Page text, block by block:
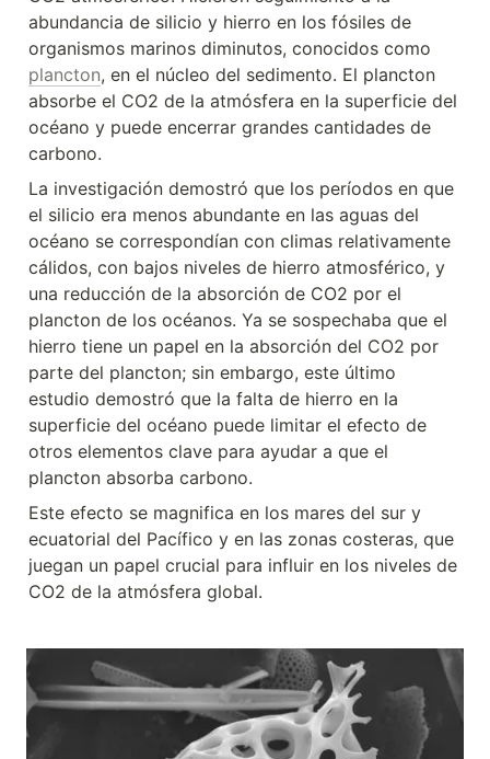
abundancia de silicio y hierro en los fósiles de
plancton, en el núcleo del sedimento. El plancton
absorbe el CO2 de la atmósfera en la superficie del
océano y puede encerrar grandes cantidades de
carbono.
La investigación demostró que los períodos en que
el silicio era menos abundante en las aguas del
océano se correspondían con climas relativamente
cálidos, con bajos niveles de hierro atmosférico, y
una reducción de la absorción de CO2 por el
plancton de los océanos. Ya se sospechaba que el
hierro tiene un papel en la absorción del CO2 por
parte del plancton; sin embargo, este último
estudio demostró que la falta de hierro en la
superficie del océano puede limitar el efecto de
otros elementos clave para ayudar a que el
plancton absorba carbono.
Este efecto se magnifica en los mares del sur y
ecuatorial del Pacífico y en las zonas costeras, que
juegan un papel crucial para influir en los niveles de
CO2 de la atmósfera global.